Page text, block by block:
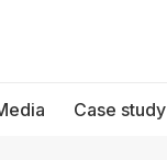
Case study